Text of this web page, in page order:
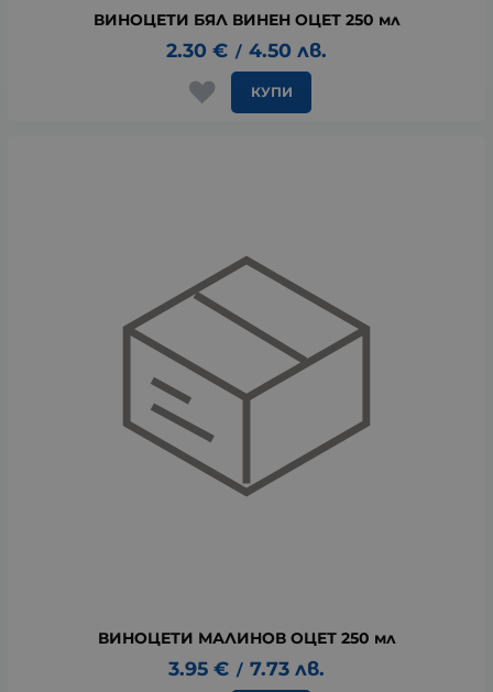
ВИНОЦЕТИ БЯЛ ВИНЕН ОЦЕТ 250 мл
2.30 € / 4.50 лв.
КУПИ
ВИНОЦЕТИ МАЛИНОВ ОЦЕТ 250 мл
3.95 € / 7.73 лв.